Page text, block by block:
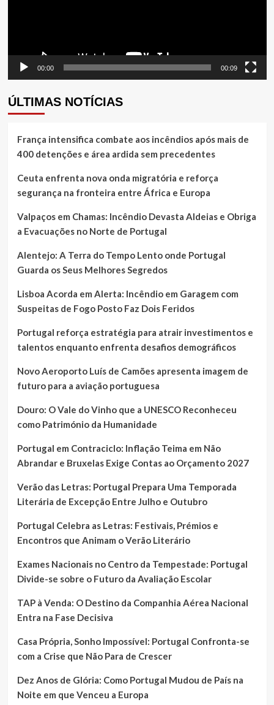
00:00 00:09
ÚLTIMAS NOTÍCIAS
França intensifica combate aos incêndios após mais de
400 detenções e área ardida sem precedentes
Ceuta enfrenta nova onda migratória e reforça
segurança na fronteira entre África e Europa
Valpaços em Chamas: Incêndio Devasta Aldeias e Obriga
a Evacuações no Norte de Portugal
Alentejo: A Terra do Tempo Lento onde Portugal
Guarda os Seus Melhores Segredos
Lisboa Acorda em Alerta: Incêndio em Garagem com
Suspeitas de Fogo Posto Faz Dois Feridos
Portugal reforça estratégia para atrair investimentos e
talentos enquanto enfrenta desafios demográficos
Novo Aeroporto Luís de Camões apresenta imagem de
futuro para a aviação portuguesa
Douro: O Vale do Vinho que a UNESCO Reconheceu
como Património da Humanidade
Portugal em Contraciclo: Inflação Teima em Não
Abrandar e Bruxelas Exige Contas ao Orçamento 2027
Verão das Letras: Portugal Prepara Uma Temporada
Literária de Excepção Entre Julho e Outubro
Portugal Celebra as Letras: Festivais, Prémios e
Encontros que Animam o Verão Literário
Exames Nacionais no Centro da Tempestade: Portugal
Divide-se sobre o Futuro da Avaliação Escolar
TAP à Venda: O Destino da Companhia Aérea Nacional
Entra na Fase Decisiva
Casa Própria, Sonho Impossível: Portugal Confronta-se
com a Crise que Não Para de Crescer
Dez Anos de Glória: Como Portugal Mudou de País na
Noite em que Venceu a Europa